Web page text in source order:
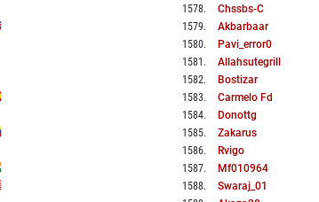
1578. Chssbs-C
1579. Akbarbaar
1580. Pavi_error0
1581 . Allahsutegrill
1582. Bostizar
1583. Carmelo Fd
1584. Donottg
1585. Zakarus
1586. Rvigo
1587. Mf010964
1588. Swaraj_01